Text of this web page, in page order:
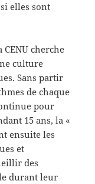
elles sont
cherche
culture
Sans partir
de chaque
pour
15 ans, la «
ensuite les
et
des
durant leur